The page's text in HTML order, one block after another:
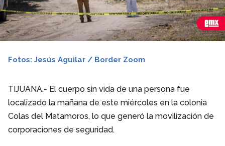
Fotos: Jesús Aguilar / Border Zoom
TIJUANA.- El cuerpo sin vida de una persona fue
localizado la mañana de este miércoles en la colonia
Colas del Matamoros, lo que generó la movilización de
corporaciones de seguridad.